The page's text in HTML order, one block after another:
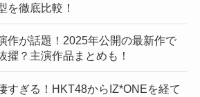
を徹底比較！
作が話題！2025年公開の最新作で
擢？主演作品まとめも！
すぎる！HKT48からIZ*ONEを経て